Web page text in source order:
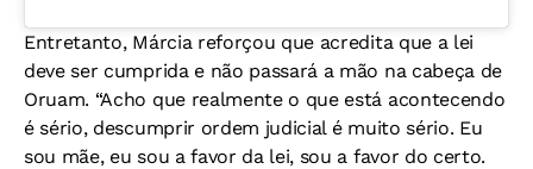
Entretanto, Márcia reforçou que acredita que a lei
deve ser cumprida e não passará a mão na cabeça de
Oruam. “Acho que realmente o que está acontecendo
é sério, descumprir ordem judicial é muito sério. Eu
sou mãe, eu sou a favor da lei, sou a favor do certo.